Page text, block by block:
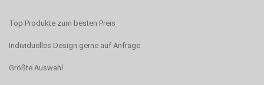
Top Produkte zum besten Preis
Individuelles Design gerne auf Anfrage
Größte Auswahl